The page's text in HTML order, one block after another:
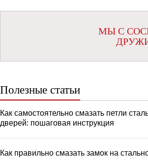
МЫ С
Полезные статьи
Как самостоятельно смазать петли
дверей: пошаговая инструкция
Как правильно смазать замок на